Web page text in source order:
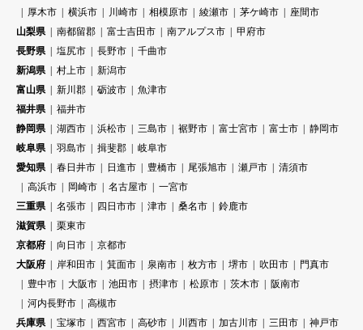
厚木市
横浜市 川崎市 相模原市 綾瀬市 茅ケ崎市
座間市
山梨県
南都留郡 富士吉田市 南アルプス市
甲府市
長野県
塩尻市 長野市
千曲市
新潟県
村上市
新潟市
富山県
新川郡 砺波市
魚津市
福井県
福井市
静岡県
湖西市 浜松市 三島市 裾野市 富士宮市 富士市
静岡市
岐阜県
羽島市 揖斐郡
岐阜市
愛知県
春日井市 日進市 豊橋市 尾張旭市 瀬戸市
清須市
高浜市
岡崎市 名古屋市
一宮市
三重県
名張市 四日市市 津市 桑名市
鈴鹿市
滋賀県
栗東市
京都府
向日市
京都市
大阪府
岸和田市 箕面市 泉南市 枚方市 堺市 吹田市
門真市
豊中市
大阪市 池田市 摂津市 松原市 茨木市
阪南市
河内長野市
高槻市
兵庫県
宝塚市 西宮市 高砂市 川西市 加古川市 三田市
神戸市